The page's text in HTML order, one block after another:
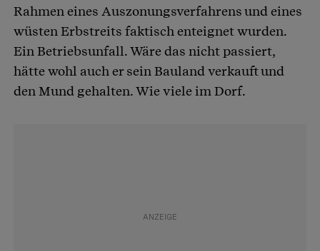
Rahmen eines Auszonungsverfahrens und eines
wüsten Erbstreits faktisch enteignet wurden.
Ein Betriebsunfall. Wäre das nicht passiert,
hätte wohl auch er sein Bauland verkauft und
den Mund gehalten. Wie viele im Dorf.